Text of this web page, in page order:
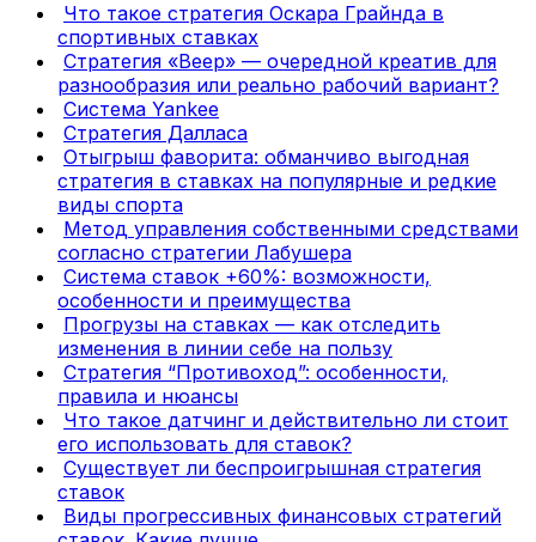
Что такое стратегия Оскара Грайнда в
спортивных ставках
Стратегия «Веер» — очередной креатив для
разнообразия или реально рабочий вариант?
Система Yankee
Стратегия Далласа
Отыгрыш фаворита: обманчиво выгодная
стратегия в ставках на популярные и редкие
виды спорта
Метод управления собственными средствами
согласно стратегии Лабушера
Система ставок +60%: возможности,
особенности и преимущества
Прогрузы на ставках — как отследить
изменения в линии себе на пользу
Стратегия “Противоход”: особенности,
правила и нюансы
Что такое датчинг и действительно ли стоит
его использовать для ставок?
Существует ли беспроигрышная стратегия
ставок
Виды прогрессивных финансовых стратегий